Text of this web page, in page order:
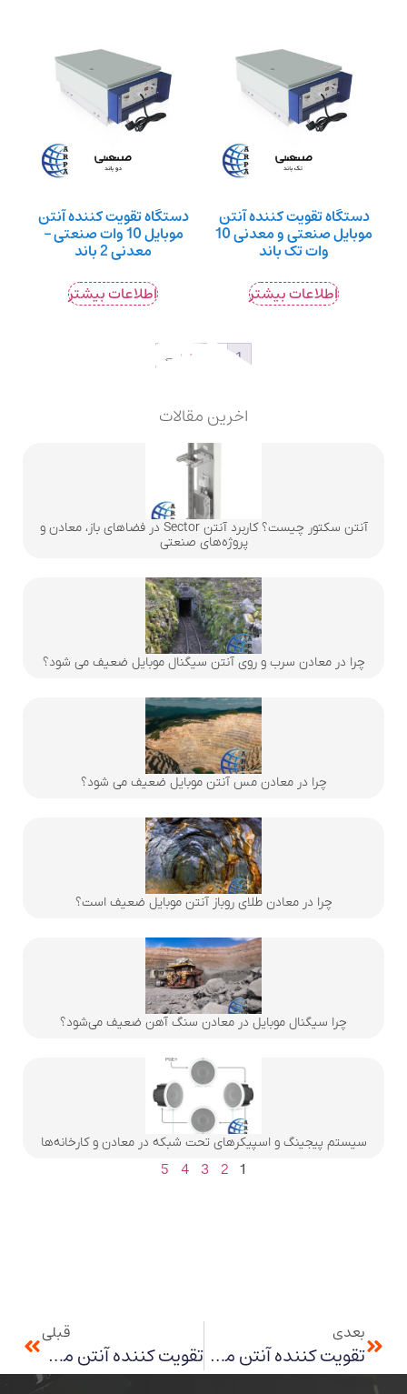
دستگاه تقویت کننده آنتن
موبایل صنعتی و معدنی 10
وات تک باند
اطلاعات بیشتر
دستگاه تقویت کننده آنتن
موبایل 10 وات صنعتی –
معدنی 2 باند
اطلاعات بیشتر
1
3
←
اخرین مقالات
آنتن سکتور چیست؟ کاربرد آنتن Sector در فضاهای باز، معادن و
پروژه‌های صنعتی
چرا در معادن سرب و روی آنتن سیگنال موبایل ضعیف می شود؟
چرا در معادن مس آنتن موبایل ضعیف می شود؟
چرا در معادن طلای روباز آنتن موبایل ضعیف است؟
چرا سیگنال موبایل در معادن سنگ آهن ضعیف می‌شود؟
سیستم پیجینگ و اسپیکرهای تحت شبکه در معادن و کارخانه‌ها
1
2
3
4
5
بعدی
تقویت کننده آنتن موبایل در معادن استان اصفهان
قبلی
تقویت کننده آنتن موبایل در معادن استان خراسان جنوبی